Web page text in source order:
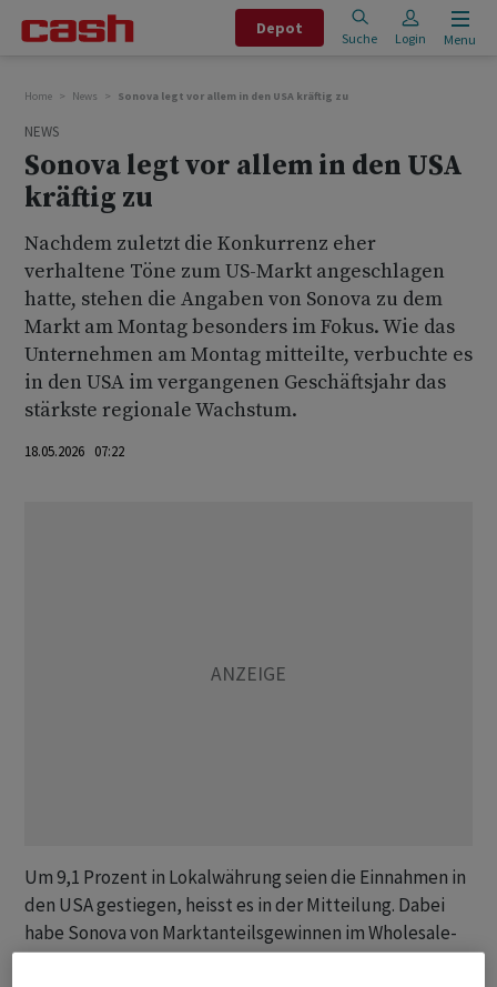
Depot
Suche Login Menu
Home News Sonova legt vor allem in den USA kräftig zu
NEWS
Sonova legt vor allem in den USA
kräftig zu
Nachdem zuletzt die Konkurrenz eher
verhaltene Töne zum US-Markt angeschlagen
hatte, stehen die Angaben von Sonova zu dem
Markt am Montag besonders im Fokus. Wie das
Unternehmen am Montag mitteilte, verbuchte es
in den USA im vergangenen Geschäftsjahr das
stärkste regionale Wachstum.
18.05.2026 07:22
Um 9,1 Prozent in Lokalwährung seien die Einnahmen in
den USA gestiegen, heisst es in der Mitteilung. Dabei
habe Sonova von Marktanteilsgewinnen im Wholesale-
Geschäft sowohl im Privatmarkt als auch bei Verkäufen